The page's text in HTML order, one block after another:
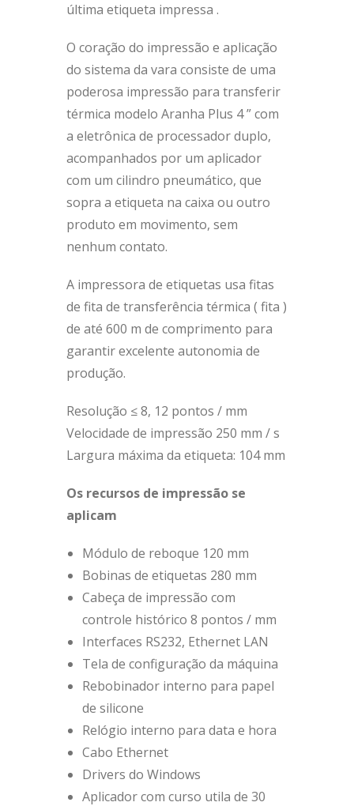
última etiqueta impressa .
O coração do impressão e aplicação
do sistema da vara consiste de uma
poderosa impressão para transferir
térmica modelo Aranha Plus 4 ” com
a eletrônica de processador duplo,
acompanhados por um aplicador
com um cilindro pneumático, que
sopra a etiqueta na caixa ou outro
produto em movimento, sem
nenhum contato.
A impressora de etiquetas usa fitas
de fita de transferência térmica ( fita )
de até 600 m de comprimento para
garantir excelente autonomia de
produção.
Resolução ≤ 8, 12 pontos / mm
Velocidade de impressão 250 mm / s
Largura máxima da etiqueta: 104 mm
Os recursos de impressão se
aplicam
Módulo de reboque 120 mm
Bobinas de etiquetas 280 mm
Cabeça de impressão com
controle histórico 8 pontos / mm
Interfaces RS232, Ethernet LAN
Tela de configuração da máquina
Rebobinador interno para papel
de silicone
Relógio interno para data e hora
Cabo Ethernet
Drivers do Windows
Aplicador com curso utila de 30